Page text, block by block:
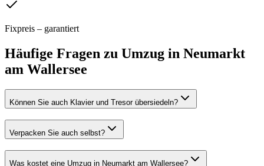
Fixpreis – garantiert
Häufige Fragen zu Umzug in Neumarkt
am Wallersee
Können Sie auch Klavier und Tresor übersiedeln?
Verpacken Sie auch selbst?
Was kostet eine Umzug in Neumarkt am Wallersee?